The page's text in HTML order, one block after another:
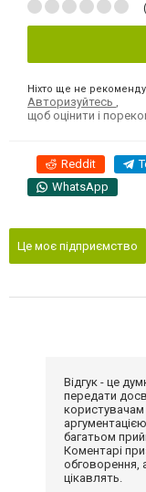
(
Ніхто ще не
Авторизуйтесь
щоб оцінити і
Reddit
WhatsApp
Це моє підприємство
Відгук - це
передати
багатьом
Коментарі
обговорення,
цікавлять.